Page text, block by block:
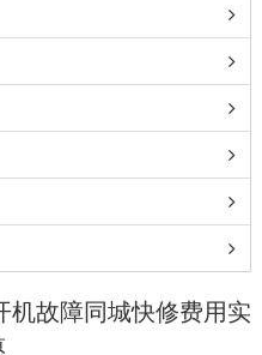
机故障同城快修费用实